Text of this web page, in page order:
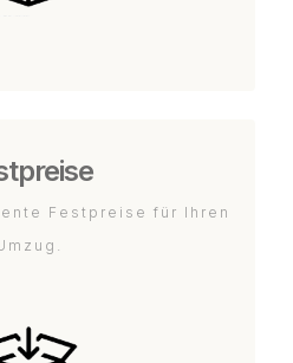
Festpreise für Ihren